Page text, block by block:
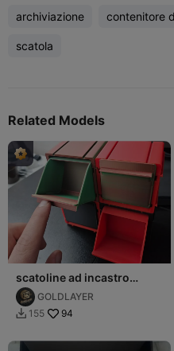
archiviazione contenitore
scatola
Related Models
scatoline ad incastro
impilabili
GOLDLAYER
 155 94